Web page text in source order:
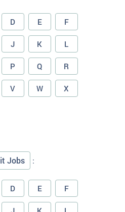
D E F
J K L
P Q R
V W X
Jobs :
D E F